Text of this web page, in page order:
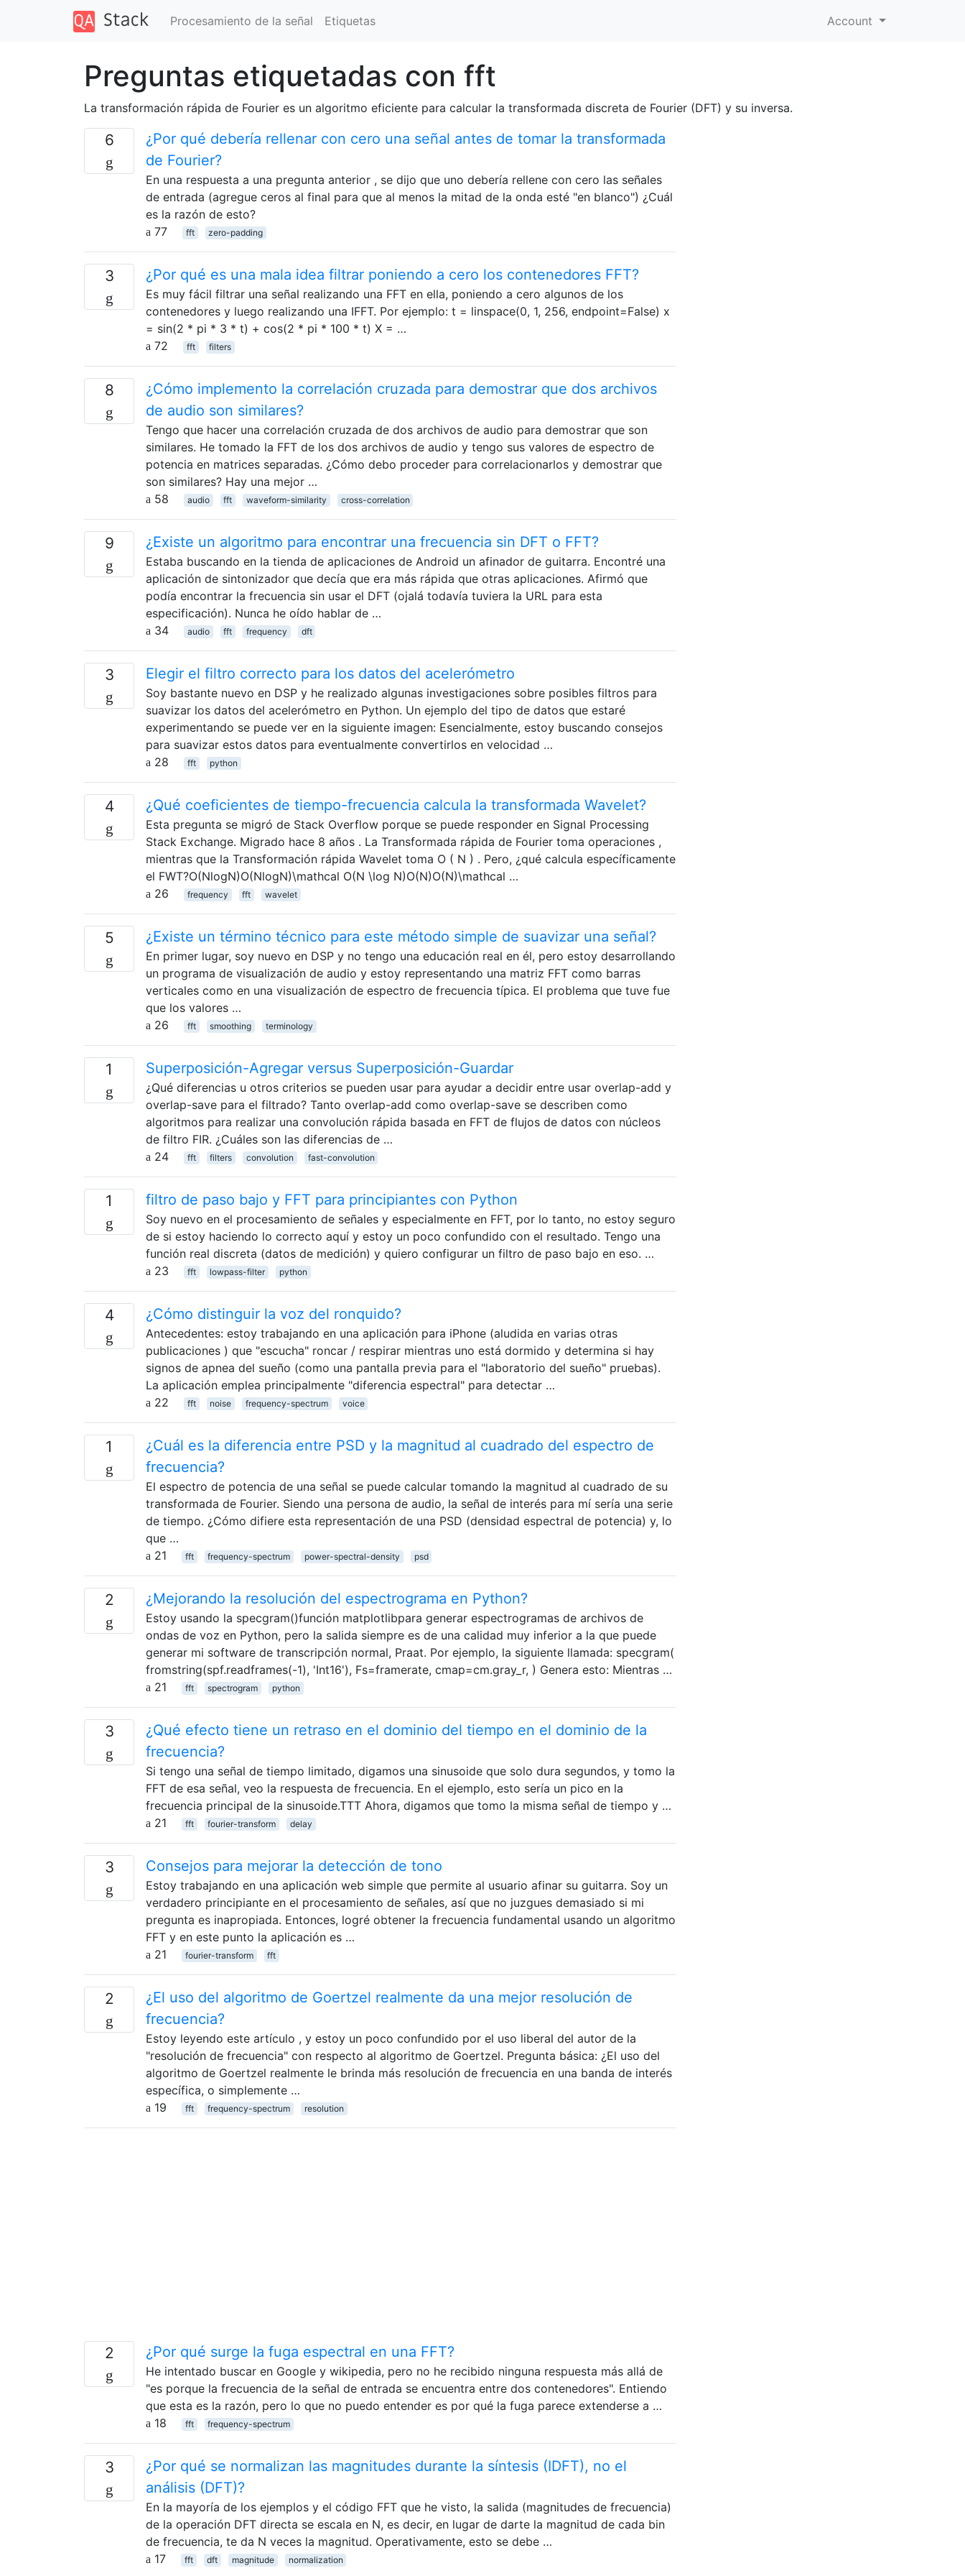
Procesamiento de la señal Etiquetas Account
Preguntas etiquetadas con fft
La transformación rápida de Fourier es un algoritmo eficiente para calcular la transformada discreta de Fourier (DFT) y su inversa.
6
¿Por qué debería rellenar con cero una señal antes de tomar la transformada
de Fourier?
En una respuesta a una pregunta anterior , se dijo que uno debería rellene con cero las señales
de entrada (agregue ceros al final para que al menos la mitad de la onda esté "en blanco") ¿Cuál
es la razón de esto?
77
fft zero-padding
3 ¿Por qué es una mala idea filtrar poniendo a cero los contenedores FFT?
Es muy fácil filtrar una señal realizando una FFT en ella, poniendo a cero algunos de los
contenedores y luego realizando una IFFT. Por ejemplo: t = linspace(0, 1, 256, endpoint=False) x
= sin(2 * pi * 3 * t) + cos(2 * pi * 100 * t) X = …
72
fft filters
8
¿Cómo implemento la correlación cruzada para demostrar que dos archivos
de audio son similares?
Tengo que hacer una correlación cruzada de dos archivos de audio para demostrar que son
similares. He tomado la FFT de los dos archivos de audio y tengo sus valores de espectro de
potencia en matrices separadas. ¿Cómo debo proceder para correlacionarlos y demostrar que
son similares? Hay una mejor …
58
audio fft waveform-similarity cross-correlation
9 ¿Existe un algoritmo para encontrar una frecuencia sin DFT o FFT?
Estaba buscando en la tienda de aplicaciones de Android un afinador de guitarra. Encontré una
aplicación de sintonizador que decía que era más rápida que otras aplicaciones. Afirmó que
podía encontrar la frecuencia sin usar el DFT (ojalá todavía tuviera la URL para esta
especificación). Nunca he oído hablar de …
34
audio fft frequency dft
3 Elegir el filtro correcto para los datos del acelerómetro
Soy bastante nuevo en DSP y he realizado algunas investigaciones sobre posibles filtros para
suavizar los datos del acelerómetro en Python. Un ejemplo del tipo de datos que estaré
experimentando se puede ver en la siguiente imagen: Esencialmente, estoy buscando consejos
para suavizar estos datos para eventualmente convertirlos en velocidad …
28
fft python
4 ¿Qué coeficientes de tiempo-frecuencia calcula la transformada Wavelet?
Esta pregunta se migró de Stack Overflow porque se puede responder en Signal Processing
Stack Exchange. Migrado hace 8 años . La Transformada rápida de Fourier toma operaciones ,
mientras que la Transformación rápida Wavelet toma O ( N ) . Pero, ¿qué calcula específicamente
el FWT?O(NlogN)O(Nlog⁡N)\mathcal O(N \log N)O(N)O(N)\mathcal …
26
frequency fft wavelet
5 ¿Existe un término técnico para este método simple de suavizar una señal?
En primer lugar, soy nuevo en DSP y no tengo una educación real en él, pero estoy desarrollando
un programa de visualización de audio y estoy representando una matriz FFT como barras
verticales como en una visualización de espectro de frecuencia típica. El problema que tuve fue
que los valores …
26
fft smoothing terminology
1 Superposición-Agregar versus Superposición-Guardar
¿Qué diferencias u otros criterios se pueden usar para ayudar a decidir entre usar overlap-add y
overlap-save para el filtrado? Tanto overlap-add como overlap-save se describen como
algoritmos para realizar una convolución rápida basada en FFT de flujos de datos con núcleos
de filtro FIR. ¿Cuáles son las diferencias de …
24
fft filters convolution fast-convolution
1 filtro de paso bajo y FFT para principiantes con Python
Soy nuevo en el procesamiento de señales y especialmente en FFT, por lo tanto, no estoy seguro
de si estoy haciendo lo correcto aquí y estoy un poco confundido con el resultado. Tengo una
función real discreta (datos de medición) y quiero configurar un filtro de paso bajo en eso. …
23
fft lowpass-filter python
4 ¿Cómo distinguir la voz del ronquido?
Antecedentes: estoy trabajando en una aplicación para iPhone (aludida en varias otras
publicaciones ) que "escucha" roncar / respirar mientras uno está dormido y determina si hay
signos de apnea del sueño (como una pantalla previa para el "laboratorio del sueño" pruebas).
La aplicación emplea principalmente "diferencia espectral" para detectar …
22
fft noise frequency-spectrum voice
1
¿Cuál es la diferencia entre PSD y la magnitud al cuadrado del espectro de
frecuencia?
El espectro de potencia de una señal se puede calcular tomando la magnitud al cuadrado de su
transformada de Fourier. Siendo una persona de audio, la señal de interés para mí sería una serie
de tiempo. ¿Cómo difiere esta representación de una PSD (densidad espectral de potencia) y, lo
que …
21
fft frequency-spectrum power-spectral-density psd
2 ¿Mejorando la resolución del espectrograma en Python?
Estoy usando la specgram()función matplotlibpara generar espectrogramas de archivos de
ondas de voz en Python, pero la salida siempre es de una calidad muy inferior a la que puede
generar mi software de transcripción normal, Praat. Por ejemplo, la siguiente llamada: specgram(
fromstring(spf.readframes(-1), 'Int16'), Fs=framerate, cmap=cm.gray_r, ) Genera esto: Mientras …
21
fft spectrogram python
3
¿Qué efecto tiene un retraso en el dominio del tiempo en el dominio de la
frecuencia?
Si tengo una señal de tiempo limitado, digamos una sinusoide que solo dura segundos, y tomo la
FFT de esa señal, veo la respuesta de frecuencia. En el ejemplo, esto sería un pico en la
frecuencia principal de la sinusoide.TTT Ahora, digamos que tomo la misma señal de tiempo y …
21
fft fourier-transform delay
3 Consejos para mejorar la detección de tono
Estoy trabajando en una aplicación web simple que permite al usuario afinar su guitarra. Soy un
verdadero principiante en el procesamiento de señales, así que no juzgues demasiado si mi
pregunta es inapropiada. Entonces, logré obtener la frecuencia fundamental usando un algoritmo
FFT y en este punto la aplicación es …
21
fourier-transform fft
2
¿El uso del algoritmo de Goertzel realmente da una mejor resolución de
frecuencia?
Estoy leyendo este artículo , y estoy un poco confundido por el uso liberal del autor de la
"resolución de frecuencia" con respecto al algoritmo de Goertzel. Pregunta básica: ¿El uso del
algoritmo de Goertzel realmente le brinda más resolución de frecuencia en una banda de interés
específica, o simplemente …
19
fft frequency-spectrum resolution
2 ¿Por qué surge la fuga espectral en una FFT?
He intentado buscar en Google y wikipedia, pero no he recibido ninguna respuesta más allá de
"es porque la frecuencia de la señal de entrada se encuentra entre dos contenedores". Entiendo
que esta es la razón, pero lo que no puedo entender es por qué la fuga parece extenderse a …
18
fft frequency-spectrum
3
¿Por qué se normalizan las magnitudes durante la síntesis (IDFT), no el
análisis (DFT)?
En la mayoría de los ejemplos y el código FFT que he visto, la salida (magnitudes de frecuencia)
de la operación DFT directa se escala en N, es decir, en lugar de darte la magnitud de cada bin
de frecuencia, te da N veces la magnitud. Operativamente, esto se debe …
17
fft dft magnitude normalization